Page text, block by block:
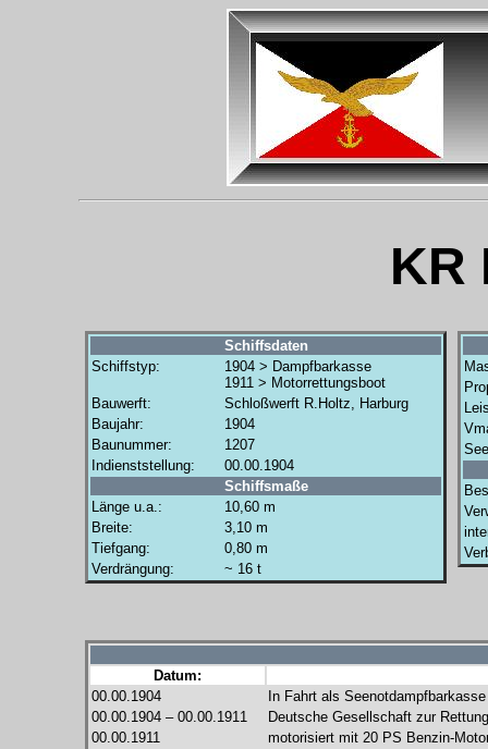
KR
Schiffsdaten
Schiffstyp:
1904 > Dampfbarkasse
1911 > Motorrettungsboot
Bauwerft:
Schloßwerft R.Holtz, Harburg
Baujahr:
1904
Baunummer:
1207
Indienststellung:
00.00.1904
Schiffsmaße
Länge u.a.:
10,60 m
Breite:
3,10 m
Tiefgang:
0,80 m
Verdrängung:
~ 16 t
Datum:
00.00.1904
In Fahrt als
00.00.1904 – 00.00.1911
Deutsche Gesellschaft zur
00.00.1911
motorisiert mit 20 PS Benzin-